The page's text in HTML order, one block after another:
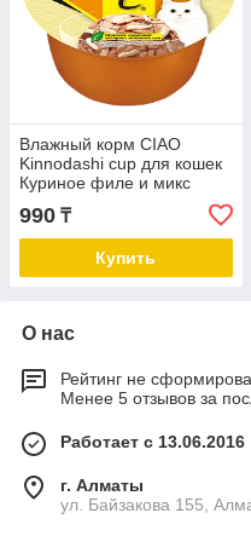
Влажный корм CIAO
Kinnodashi cup для кошек
Куриное филе и микс
тунцов Магуро и Кацуо,
консервы 70г
990 ₸
Купить
О нас
Рейтинг не
Менее 5 отзывов за
Работает с 13.06.2016
г. Алматы
ул. Байзакова 155,